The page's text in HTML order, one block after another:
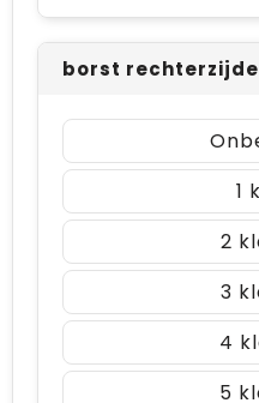
borst rechterzijde
1
2
3
4
5